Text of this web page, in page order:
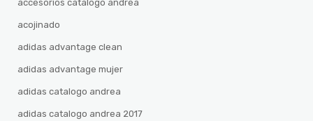
accesorios catalogo andrea
acojinado
adidas advantage clean
adidas advantage mujer
adidas catalogo andrea
adidas catalogo andrea 2017